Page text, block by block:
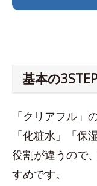
基本の
「クリアフル」
「化粧水」「保
役割が違うので
すめです。